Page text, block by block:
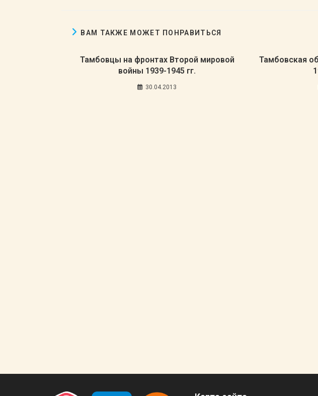
ВАМ ТАКЖЕ МОЖЕТ ПОНРАВИТЬСЯ
Тамбовцы на фронтах Второй мировой
войны 1939-1945 гг.
30.04.2013
Тамбовская